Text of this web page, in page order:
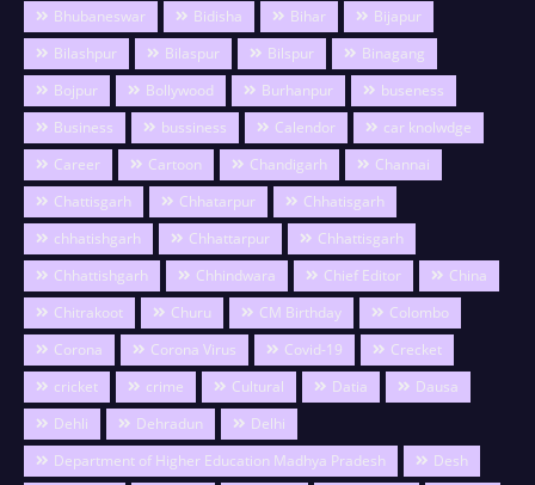
Bhubaneswar
Bidisha Bihar
Bijapur
Bilashpur
Bilaspur Bilspur
Binagang
Bojpur
Bollywood Burhanpur
buseness
Business
bussiness Calendor
car knolwdge
Career
Cartoon Chandigarh
Channai
Chattisgarh
Chhatarpur
Chhatisgarh
chhatishgarh
Chhattarpur
Chhattisgarh
Chhattishgarh
Chhindwara Chief Editor
China
Chitrakoot
Churu CM Birthday
Colombo
Corona
Corona Virus Covid-19
Crecket
cricket
crime Cultural Datia
Dausa
Dehli
Dehradun
Delhi
Department of Higher Education Madhya Pradesh
Desh